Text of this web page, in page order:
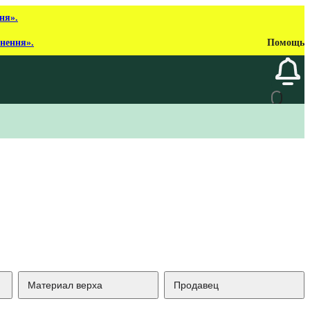
Помощь
Материал верха Продавец